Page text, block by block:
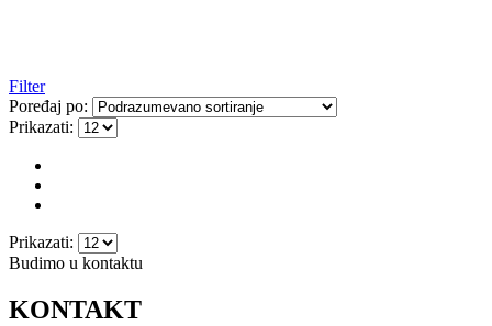
Filter
Poređaj po:
Prikazati:
Prikazati:
Budimo u kontaktu
KONTAKT